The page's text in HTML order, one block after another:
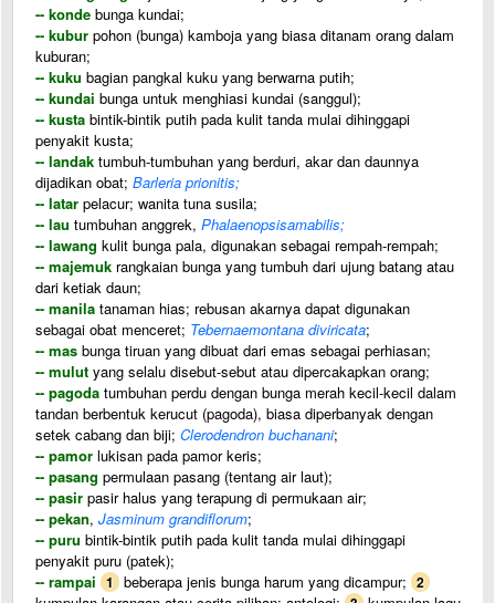
-- konde bunga kundai;
-- kubur pohon (bunga) kamboja yang biasa ditanam orang dalam
kuburan;
-- kuku bagian pangkal kuku yang berwarna putih;
-- kundai bunga untuk menghiasi kundai (sanggul);
-- kusta bintik-bintik putih pada kulit tanda mulai dihinggapi
penyakit kusta;
-- landak tumbuh-tumbuhan yang berduri, akar dan daunnya
dijadikan obat; Barleria prionitis;
-- latar pelacur; wanita tuna susila;
-- lau tumbuhan anggrek, Phalaenopsisamabilis;
-- lawang kulit bunga pala, digunakan sebagai rempah-rempah;
-- majemuk rangkaian bunga yang tumbuh dari ujung batang atau
dari ketiak daun;
-- manila tanaman hias; rebusan akarnya dapat digunakan
sebagai obat menceret; Tebernaemontana diviricata;
-- mas bunga tiruan yang dibuat dari emas sebagai perhiasan;
-- mulut yang selalu disebut-sebut atau dipercakapkan orang;
-- pagoda tumbuhan perdu dengan bunga merah kecil-kecil dalam
tandan berbentuk kerucut (pagoda), biasa diperbanyak dengan
setek cabang dan biji; Clerodendron buchanani;
-- pamor lukisan pada pamor keris;
-- pasang permulaan pasang (tentang air laut);
-- pasir pasir halus yang terapung di permukaan air;
-- pekan, Jasminum grandiflorum;
-- puru bintik-bintik putih pada kulit tanda mulai dihinggapi
penyakit puru (patek);
-- rampai 1 beberapa jenis bunga harum yang dicampur; 2